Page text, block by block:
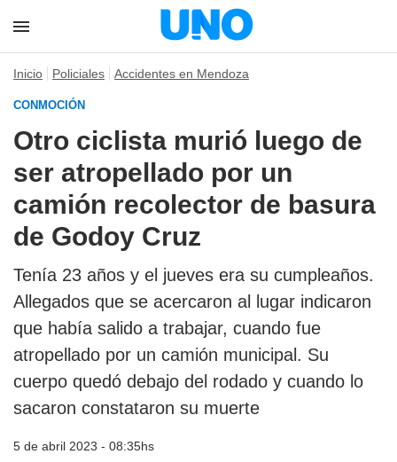
Inicio Policiales Accidentes en Mendoza
CONMOCIÓN
Otro ciclista murió luego de
ser atropellado por un
camión recolector de basura
de Godoy Cruz
Tenía 23 años y el jueves era su cumpleaños.
Allegados que se acercaron al lugar indicaron
que había salido a trabajar, cuando fue
atropellado por un camión municipal. Su
cuerpo quedó debajo del rodado y cuando lo
sacaron constataron su muerte
5 de abril 2023 - 08:35hs